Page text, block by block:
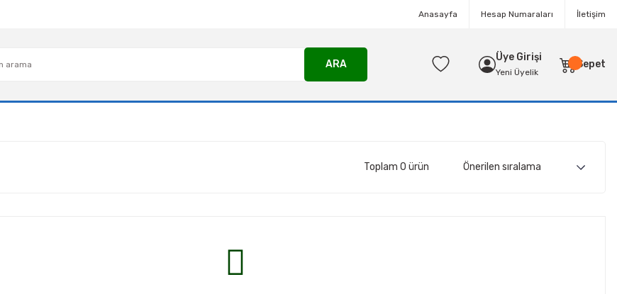
Anasayfa Hesap Numaraları İletişim
ARA
Üye Girişi
Yeni Üyelik
Sepet
Toplam 0 ürün